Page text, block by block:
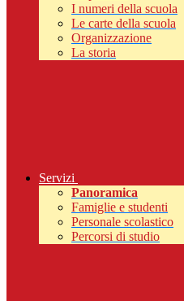
I numeri della scuola
Le carte della scuola
Organizzazione
La storia
Servizi
Panoramica
Famiglie e studenti
Personale scolastico
Percorsi di studio